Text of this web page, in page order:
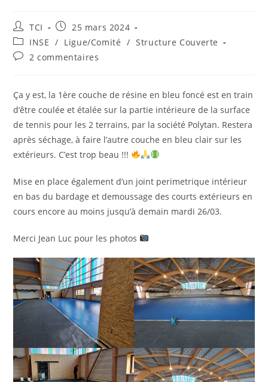
Auteur/autrice
de
la
publication :
TCI
Publication
publiée :
25 mars 2024
Post
category:
INSE / Ligue/Comité / Structure Couverte
Commentaires
publication :
2 commentaires
Ça y est, la 1ère couche de résine en bleu foncé est en train
d’être coulée et étalée sur la partie intérieure de la surface
de tennis pour les 2 terrains, par la société Polytan. Restera
après séchage, à faire l’autre couche en bleu clair sur les
extérieurs. C’est trop beau !!!
Mise en place également d’un joint perimetrique intérieur
en bas du bardage et demoussage des courts extérieurs en
cours encore au moins jusqu’à demain mardi 26/03.
Merci Jean Luc pour les photos